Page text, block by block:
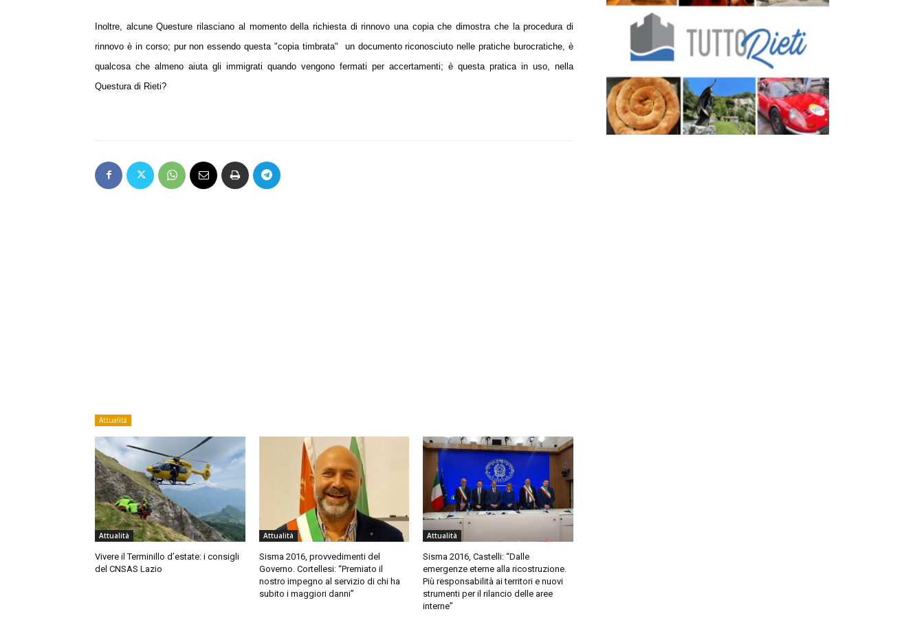
Inoltre, alcune Questure rilasciano al momento della richiesta di rinnovo una copia che dimostra che la procedura di
rinnovo è in corso; pur non essendoquesta "copia timbrata" un documento riconosciuto nelle pratiche burocratiche,è
qualcosa che almeno aiuta gli immigrati quando vengono fermati per accertamenti; è questa pratica in uso, nella
Questura di Rieti?
Attualità
Attualità
Vivere il Terminillo d’estate: i consigli
del CNSAS Lazio
Attualità
Sisma 2016, provvedimenti del
Governo. Cortellesi: “Premiato il
nostro impegno al servizio di chi ha
subito i maggiori danni”
Attualità
Sisma 2016, Castelli: “Dalle
emergenze eterne alla ricostruzione.
Più responsabilità ai territori e nuovi
strumenti per il rilancio delle aree
interne”